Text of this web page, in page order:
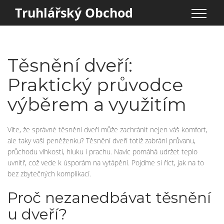
Truhlářský Obchod
Těsnění dveří:
Praktický průvodce
výběrem a využitím
Víte, že správné těsnění dveří může zachránit nejen váš komfort,
ale taky vaši peněženku? Těsnění dveří totiž zabrání průvanu,
průchodu vlhkosti, hluku i prachu. Navíc pomáhá udržet teplo
uvnitř, což vede k úsporám na vytápění. Pojďme si říct, jak na to
bez zbytečných komplikací.
Proč nezanedbávat těsnění
u dveří?